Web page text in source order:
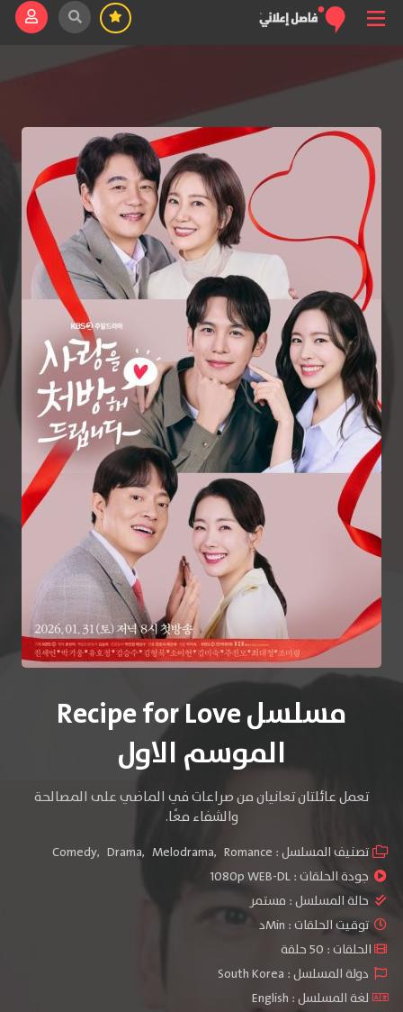
مسلسل Recipe for Love
الموسم الاول
تعمل عائلتان تعانيان من صراعات في الماضي على المصالحة
والشفاء معًا.
تصنيف المسلسل : Comedy, Drama, Melodrama, Romance
جودة الحلقات :1080p WEB-DL
حالة المسلسل : مستمر
توقيت الحلقات : Minد
الحلقات : 50 حلقة
دولة المسلسل : South Korea
لغة المسلسل : English